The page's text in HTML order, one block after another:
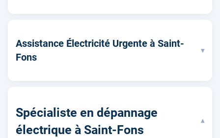
Assistance Électricité Urgente à Saint-
Fons
▾
Spécialiste en dépannage
électrique à Saint-Fons
▾